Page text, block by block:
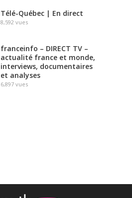
Télé-Québec | En direct
8,592 vues
franceinfo – DIRECT TV –
actualité france et monde,
interviews, documentaires
et analyses
6,897 vues